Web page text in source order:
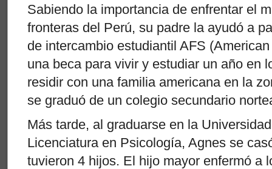
Sabiendo la importancia de enfrentar el
fronteras del Perú, su padre la ayudó a
de intercambio estudiantil AFS
una beca para vivir y estudiar un año en
residir con una familia americana en la
se graduó de un colegio secundario
Más tarde, al graduarse en la
Licenciatura en Psicología, Agnes se
tuvieron 4 hijos. El hijo mayor enfermó a